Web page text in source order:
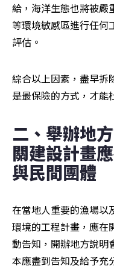
給，海洋生態也將被嚴
等環境敏感區進行任何
評估。
綜合以上因素，盡早拆
是最保險的方式，才能
二、舉辦地
關建設計畫
與民間團體
在當地人重要的漁場以
環境的工程計畫，應在
動告知，開辦地方說明
本應盡到告知及給予充